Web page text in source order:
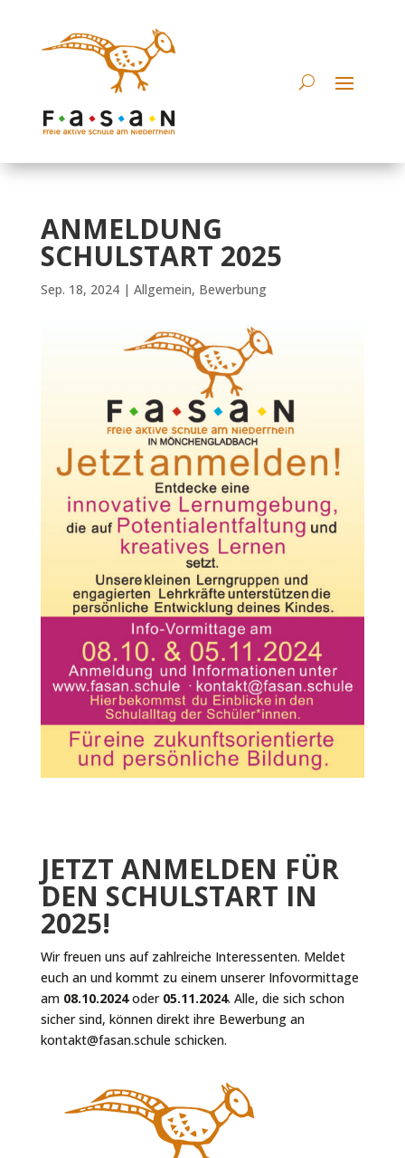
ANMELDUNG
SCHULSTART 2025
Sep. 18, 2024| Allgemein, Bewerbung
JETZT ANMELDEN FÜR
DEN SCHULSTART IN
2025!
Wir freuen uns auf zahlreiche Interessenten. Meldet
euch an und kommt zu einem unserer Infovormittage
am 08.10.2024oder 05.11.2024. Alle, die sich schon
sicher sind, können direkt ihre Bewerbung an
kontakt@fasan.schule schicken.